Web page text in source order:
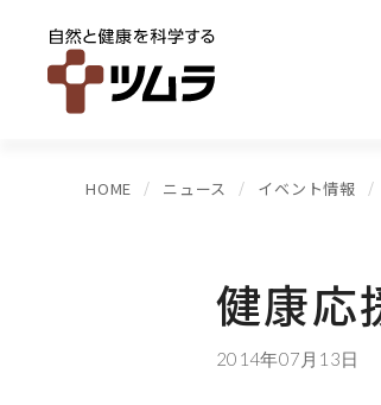
HOME ニュース イベント情報
健康応
2014年07月13日